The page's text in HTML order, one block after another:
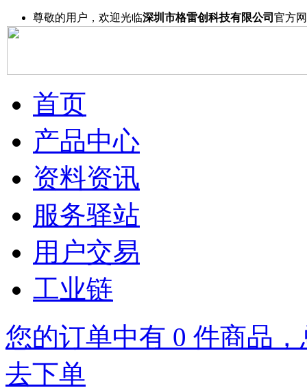
尊敬的用户，欢迎光临深圳市格雷创科技有限公司 官方
首页
产品中心
资料资讯
服务驿站
用户交易
工业链
您的订单中有 0 件商品
去下单